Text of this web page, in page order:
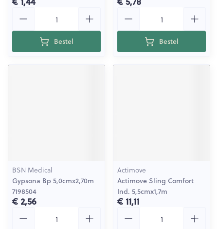
Bestel Bestel
BSN Medical
Gypsona Bp 5,0cmx2,70m
7198504
€ 2,56
Actimove
Actimove Sling Comfort
Ind. 5,5cmx1,7m
€ 11,11